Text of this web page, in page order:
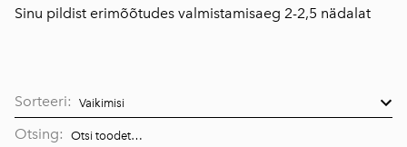
Sinu pildist erimõõtudes valmistamisaeg 2-2,5 nädalat
Sorteeri:
Otsing: